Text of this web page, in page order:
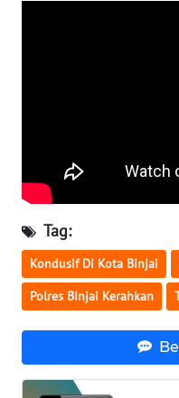
Tag:
Kondusif Di Kota Binjai
Polres Binjai Kerahkan
WN
SUMSEL
WN
BENGKULU
WN
JATENG